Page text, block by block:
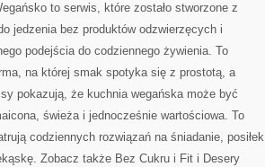
to serwis, które zostało stworzone z
jedzenia bez produktów odzwierzęcych i
podejścia do codziennego żywienia. To
na której smak spotyka się z prostotą, a
pokazują, że kuchnia wegańska może być
świeża i jednocześnie wartościowa. To
codziennych rozwiązań na śniadanie, posiłek
Zobacz także Bez Cukru i Fit i Desery